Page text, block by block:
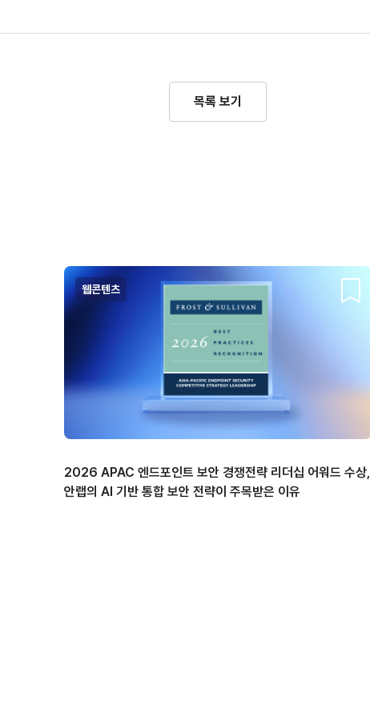
목록 보기
웹콘텐츠
2026 APAC 엔드포인트 보안 경쟁전략 리더십 어워드 수상,
안랩의 AI 기반 통합 보안 전략이 주목받은 이유